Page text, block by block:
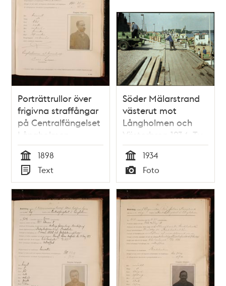
Porträttrullor över
frigivna straffångar
på Centralfängelset
Långholmen
Tid
1898
Typ
Text
Söder Mälarstrand
västerut mot
Långholmen och
Västerbron 1934. T.v.
Münchenbryggeriet
och bebyggelsen
vid Pålsundsparken
Tid
1934
Typ
Foto